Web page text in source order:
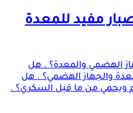
مفيد للمعدة
الهضمي والمعدة؟ . هل
والجهاز الهضمي؟ . هل
ويحمي من ما قبل السكري؟ .